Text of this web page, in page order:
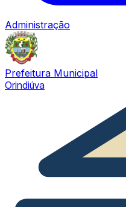
Administração
Prefeitura Municipal
Orindiúva